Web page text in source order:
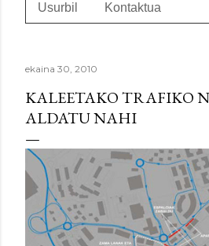
Usurbil Kontaktua
ekaina 30, 2010
KALEETAKO TRAFIKO
ALDATU NAHI